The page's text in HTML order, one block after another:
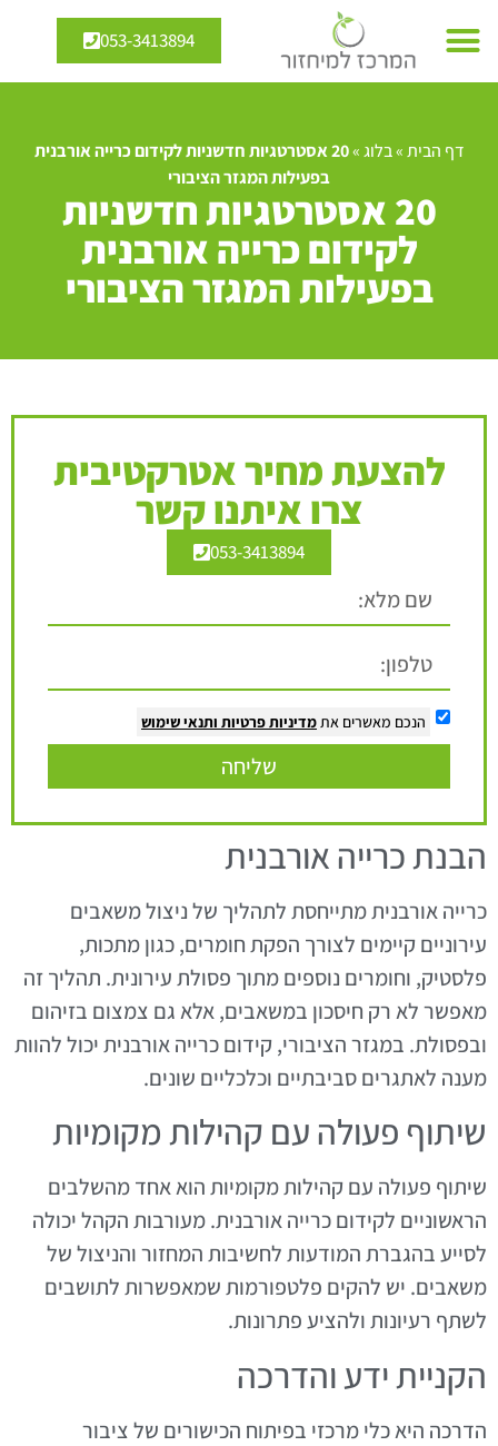
053-3413894
דף הבית»בלוג»
20 אסטרטגיות חדשניות לקידום כרייה אורבנית
בפעילות המגזר הציבורי
20 אסטרטגיות חדשניות
לקידום כרייה אורבנית
בפעילות המגזר הציבורי
להצעת מחיר אטרקטיבית
צרו איתנו קשר
053-3413894
הנכם מאשרים את מדיניות פרטיות ותנאי שימוש
שליחה
הבנת כרייה אורבנית
כרייה אורבנית מתייחסת לתהליך של ניצול משאבים
עירוניים קיימים לצורך הפקת חומרים, כגון מתכות,
פלסטיק, וחומרים נוספים מתוך פסולת עירונית. תהליך זה
מאפשר לא רק חיסכון במשאבים, אלא גם צמצום בזיהום
ובפסולת. במגזר הציבורי, קידום כרייה אורבנית יכול להוות
מענה לאתגרים סביבתיים וכלכליים שונים.
שיתוף פעולה עם קהילות מקומיות
שיתוף פעולה עם קהילות מקומיות הוא אחד מהשלבים
הראשוניים לקידום כרייה אורבנית. מעורבות הקהל יכולה
לסייע בהגברת המודעות לחשיבות המחזור והניצול של
משאבים. יש להקים פלטפורמות שמאפשרות לתושבים
לשתף רעיונות ולהציע פתרונות.
הקניית ידע והדרכה
הדרכה היא כלי מרכזי בפיתוח הכישורים של ציבור